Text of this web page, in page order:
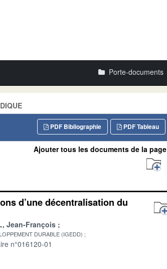
Porte-documents
PDF Tableau
PDF Bibliographie
Ajouter tous les documents de la page
d’une décentralisation du
Jean-François
DURABLE (IGEDD)
n°016120-01